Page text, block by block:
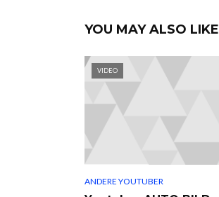
YOU MAY ALSO LIKE
VIDEO
ANDERE YOUTUBER